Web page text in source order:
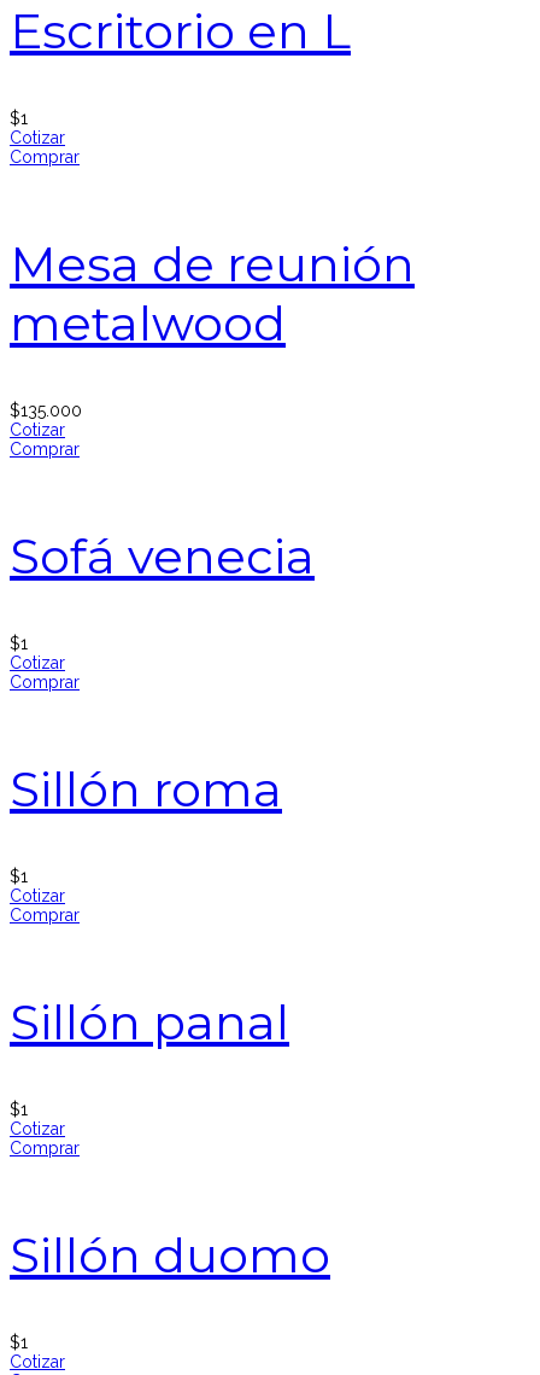
Escritorio en L
$1
Cotizar
Comprar
Mesa de reunión
metalwood
$135.000
Cotizar
Comprar
Sofá venecia
$1
Cotizar
Comprar
Sillón roma
$1
Cotizar
Comprar
Sillón panal
$1
Cotizar
Comprar
Sillón duomo
$1
Cotizar